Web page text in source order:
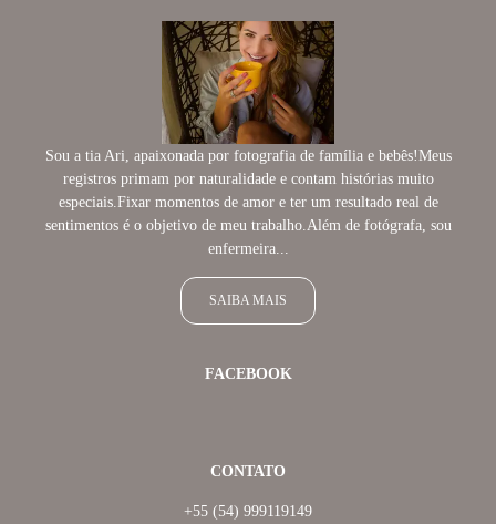
Sou a tia Ari, apaixonada por fotografia de família e bebês!Meus
registros primam por naturalidade e contam histórias muito
especiais.Fixar momentos de amor e ter um resultado real de
sentimentos é o objetivo de meu trabalho.Além de fotógrafa, sou
enfermeira...
SAIBA MAIS
FACEBOOK
CONTATO
+55 (54) 999119149